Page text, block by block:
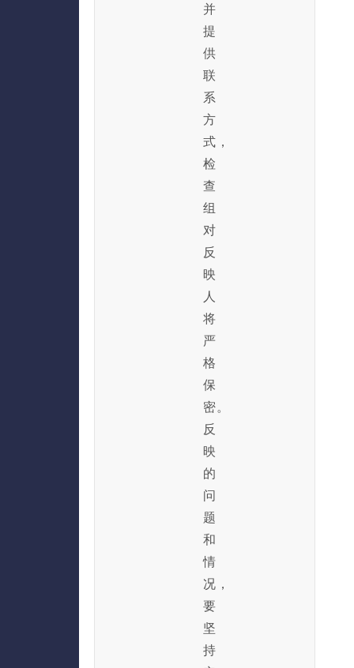
并
提
供
联
系
方
式，
检
查
组
对
反
映
人
将
严
格
保
密。
反
映
的
问
题
和
情
况，
要
坚
持